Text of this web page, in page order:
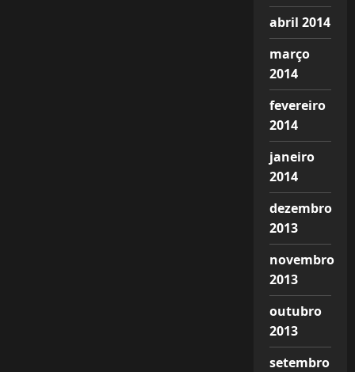
abril 2014
março
2014
fevereiro
2014
janeiro
2014
dezembro
2013
novembro
2013
outubro
2013
setembro